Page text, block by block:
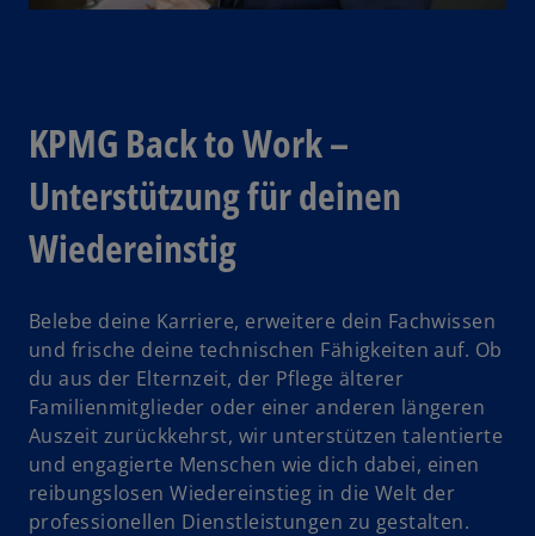
KPMG Back to Work –
Unterstützung für deinen
Wiedereinstig
Belebe deine Karriere, erweitere dein Fachwissen
und frische deine technischen Fähigkeiten auf. Ob
du aus der Elternzeit, der Pflege älterer
Familienmitglieder oder einer anderen längeren
Auszeit zurückkehrst, wir unterstützen talentierte
und engagierte Menschen wie dich dabei, einen
reibungslosen Wiedereinstieg in die Welt der
professionellen Dienstleistungen zu gestalten.